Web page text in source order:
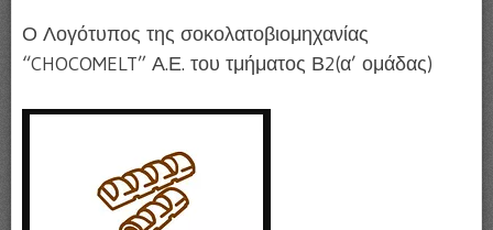
Ο Λογότυπος της σοκολατοβιομηχανίας
“CHOCOMELT” Α.Ε. του τμήματος Β2(α’ ομάδας)